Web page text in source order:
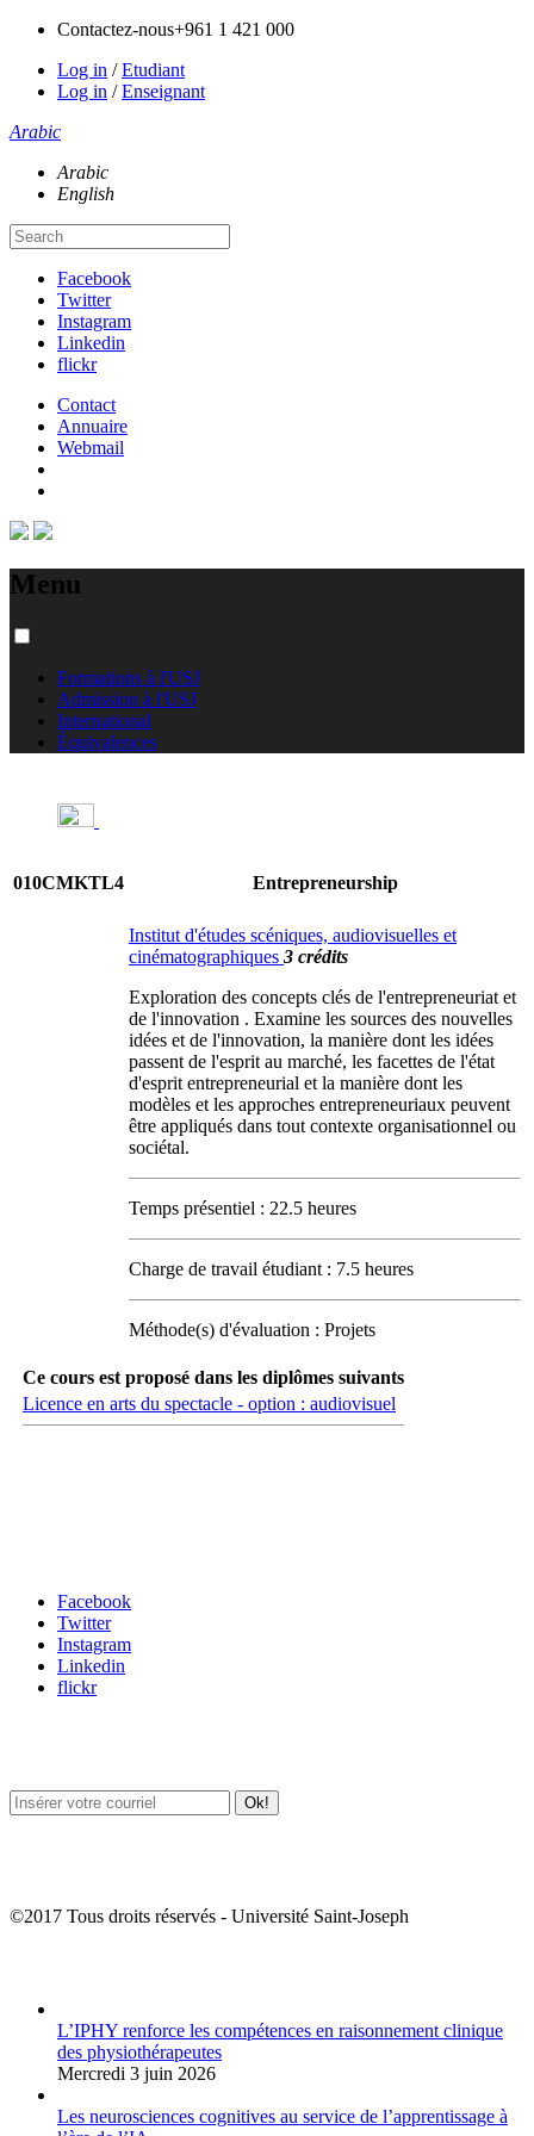
Contactez-nous+961 1 421 000
Log in /Etudiant
Log in /Enseignant
Arabic
Arabic
English
Facebook
Twitter
Instagram
Linkedin
flickr
Contact
Annuaire
Webmail
Menu
Formations à l'USJ
Admission à l'USJ
International
Équivalences
010CMKTL4 Entrepreneurship
Institut d'études scéniques, audiovisuelles et
cinématographiques 3 crédits
Exploration des concepts clés de l'entrepreneuriat et
de l'innovation . Examine les sources des nouvelles
idées et de l'innovation, la manière dont les idées
passent de l'esprit au marché, les facettes de l'état
d'esprit entrepreneurial et la manière dont les
modèles et les approches entrepreneuriaux peuvent
être appliqués dans tout contexte organisationnel ou
sociétal.
Temps présentiel : 22.5 heures
Charge de travail étudiant : 7.5 heures
Méthode(s) d'évaluation : Projets
Ce cours est proposé dans les diplômes suivants
Licence en arts du spectacle - option : audiovisuel
Facebook
Twitter
Instagram
Linkedin
flickr
©2017 Tous droits réservés - Université Saint-Joseph
L’IPHY renforce les compétences en raisonnement clinique
des physiothérapeutes
Mercredi 3 juin 2026
Les neurosciences cognitives au service de l’apprentissage à